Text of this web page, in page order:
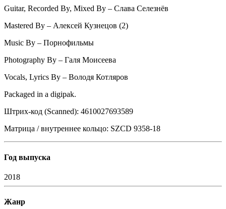
Guitar, Recorded By, Mixed By – Слава Селезнёв
Mastered By – Алексей Кузнецов (2)
Music By – Порнофильмы
Photography By – Галя Моисеева
Vocals, Lyrics By – Володя Котляров
Packaged in a digipak.
Штрих-код (Scanned): 4610027693589
Матрица / внутреннее кольцо: SZCD 9358-18
Год выпуска
2018
Жанр